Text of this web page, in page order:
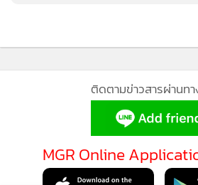
โอกาสมาแล้ว เลือดเนื้อไทยก็เสียไปแล้
หวังกับการบริหารประเทศของท่านอีกเ
ดังนั้น เมื่อพิจารณาจากสัญญาณล่าสุดแล้
เจรจาหยุดยิงกันแล้วทั้งสองฝ่าย ตามแร
สหรัฐ เพื่อสร้างผลงาน “สันติภาพ” เพื่
ติดตามข่าวสารผ่านทา
MGR Online